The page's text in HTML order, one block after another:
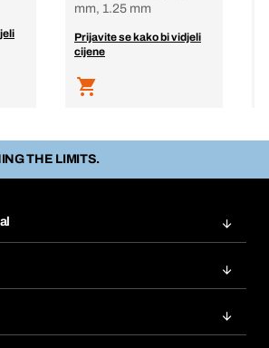
mm, 1.25 mm
Prijavite se kako bi vidjeli
cijene
THE LIMITS.